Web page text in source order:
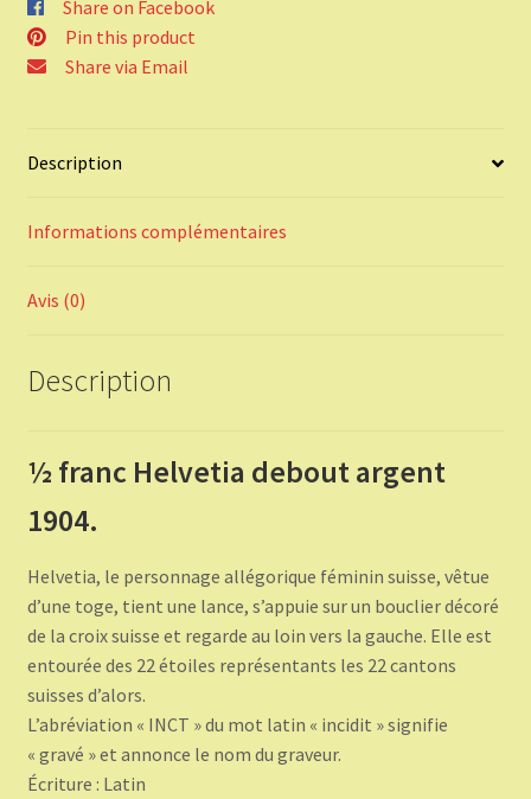
Share on Facebook
Pin this product
Share via Email
Description
Informations complémentaires
Avis (0)
Description
½ franc Helvetia debout argent
1904.
Helvetia, le personnage allégorique féminin suisse, vêtue
d’une toge, tient une lance, s’appuie sur un bouclier décoré
de la croix suisse et regarde au loin vers la gauche. Elle est
entourée des 22 étoiles représentants les 22 cantons
suisses d’alors.
L’abréviation « INCT » du mot latin « incidit » signifie
« gravé » et annonce le nom du graveur.
Écriture : Latin